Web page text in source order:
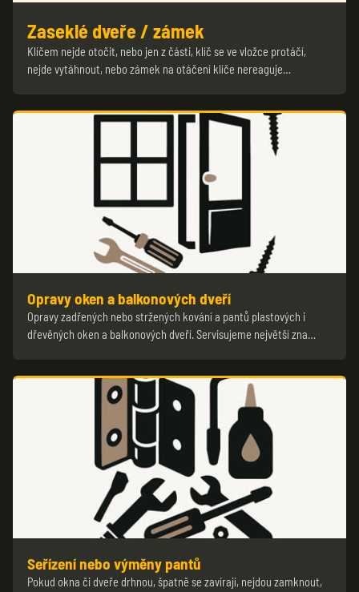
Zaseklé dveře / zámek
Klíčem nejde otočit, nebo jen z části, klíč se ve vložce protáčí,
nejde vytáhnout, nebo zámek na otáčení klíče nereaguje…
Opravy oken a balkonových dveří
Opravy zadřených nebo stržených kování a pantů plastových i
dřevěných oken a balkonových dveří. Servisujeme největší zna…
Seřízení nebo výměny pantů
Pokud okna či dveře drhnou, špatně se zavírají, nejdou zamknout,